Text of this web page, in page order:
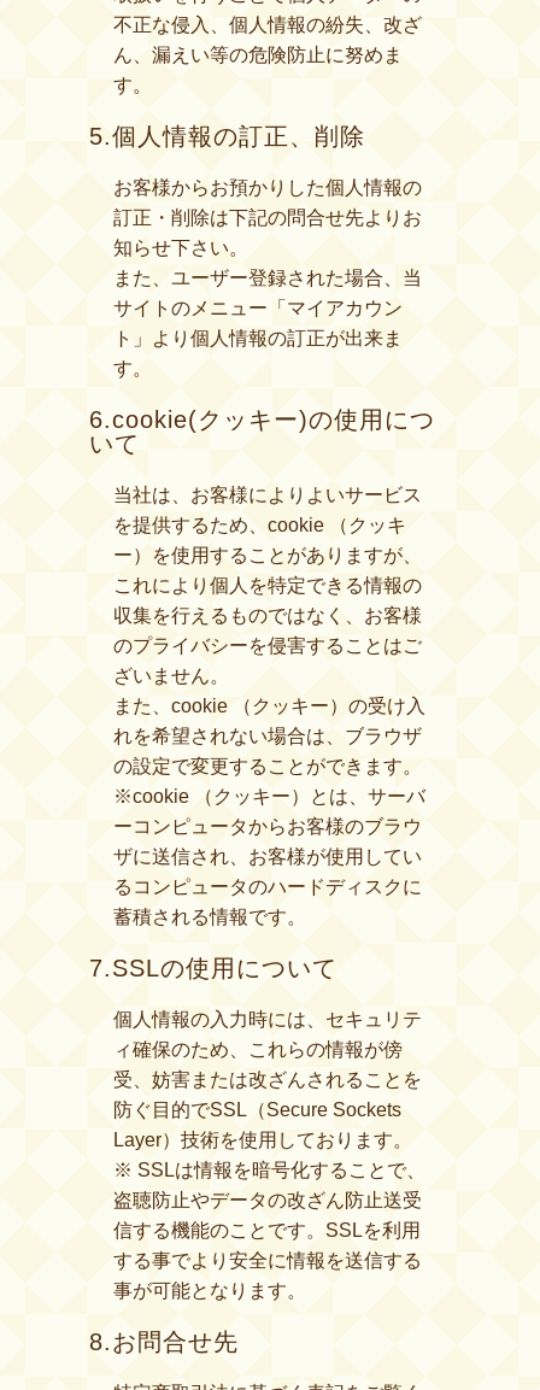
不正な侵入、個人情報の紛失、改ざ
ん、漏えい等の危険防止に努めま
す。
5.個人情報の訂正、削除
お客様からお預かりした個人情報の
訂正・削除は下記の問合せ先よりお
知らせ下さい。
また、ユーザー登録された場合、当
サイトのメニュー「マイアカウン
ト」より個人情報の訂正が出来ま
す。
6.cookie(クッキー)の使用につ
いて
当社は、お客様によりよいサービス
を提供するため、cookie （クッキ
ー）を使用することがありますが、
これにより個人を特定できる情報の
収集を行えるものではなく、お客様
のプライバシーを侵害することはご
ざいません。
また、cookie （クッキー）の受け入
れを希望されない場合は、ブラウザ
の設定で変更することができます。
※cookie （クッキー）とは、サーバ
ーコンピュータからお客様のブラウ
ザに送信され、お客様が使用してい
るコンピュータのハードディスクに
蓄積される情報です。
7.SSLの使用について
個人情報の入力時には、セキュリテ
ィ確保のため、これらの情報が傍
受、妨害または改ざんされることを
防ぐ目的でSSL（Secure Sockets
Layer）技術を使用しております。
※ SSLは情報を暗号化することで、
盗聴防止やデータの改ざん防止送受
信する機能のことです。SSLを利用
する事でより安全に情報を送信する
事が可能となります。
8.お問合せ先